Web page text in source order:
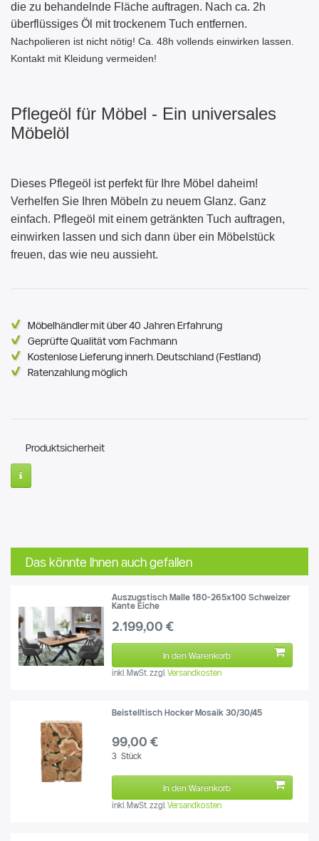
die zu behandelnde Fläche auftragen. Nach ca. 2h
überflüssiges Öl mit trockenem Tuch entfernen.
Nachpolieren ist nicht nötig! Ca. 48h vollends einwirken lassen.
Kontakt mit Kleidung vermeiden!
Pflegeöl für Möbel - Ein universales
Möbelöl
Dieses Pflegeöl ist perfekt für Ihre Möbel daheim!
Verhelfen Sie Ihren Möbeln zu neuem Glanz. Ganz
einfach. Pflegeöl mit einem getränkten Tuch auftragen,
einwirken lassen und sich dann über ein Möbelstück
freuen, das wie neu aussieht.
Möbelhändler mit über 40 Jahren Erfahrung
Geprüfte Qualität vom Fachmann
Kostenlose Lieferung innerh. Deutschland (Festland)
Ratenzahlung möglich
Produktsicherheit
Das könnte Ihnen auch gefallen
Auszugstisch Malle 180-265x100 Schweizer
Kante Eiche
2.199,00 €
In den Warenkorb
inkl. MwSt. zzgl.Versandkosten
Beistelltisch Hocker Mosaik 30/30/45
99,00 €
3 Stück
In den Warenkorb
inkl. MwSt. zzgl.Versandkosten